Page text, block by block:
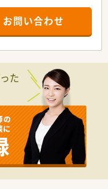
ます。
応需し、薬剤師は常時2
。
る藤沢地区を中心に湘
しています。
し、そのうち十数店舗が
ト役として地域ととも
薬や急性期疾患に対応す
しています。
践的なスキルアップを支
お問い合わせ
た